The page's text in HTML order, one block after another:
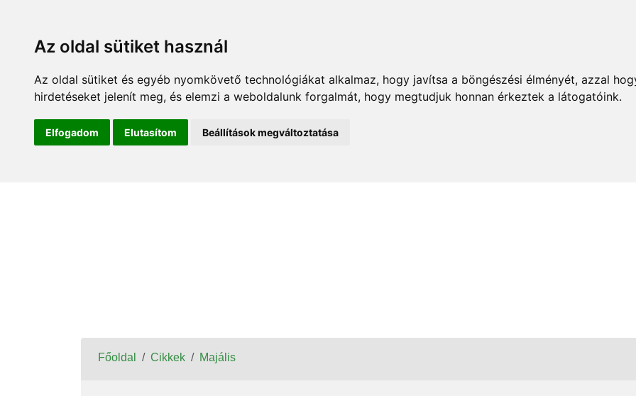
Az oldal sütiket használ
Az oldal sütiket és egyéb nyomkövető technológiákat alkalmaz, hogy javítsa a böngészési élményét, azzal
hirdetéseket jelenít meg, és elemzi a weboldalunk forgalmát, hogy megtudjuk honnan érkeztek a látogatóink.
Elfogadom Elutasítom Beállítások megváltoztatása
Főoldal Cikkek Majális